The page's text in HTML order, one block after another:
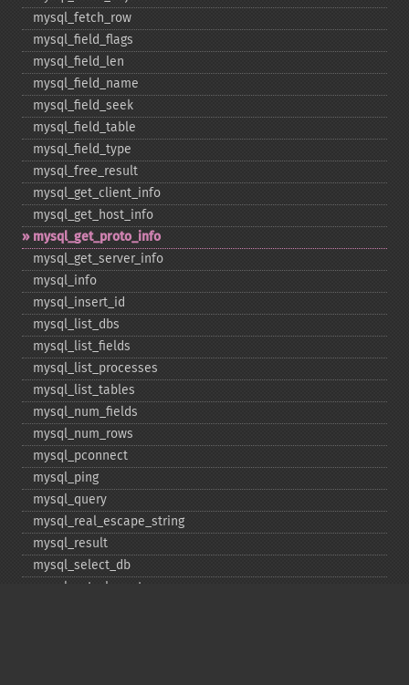
mysql_​fetch_​row
mysql_​field_​flags
mysql_​field_​len
mysql_​field_​name
mysql_​field_​seek
mysql_​field_​table
mysql_​field_​type
mysql_​free_​result
mysql_​get_​client_​info
mysql_​get_​host_​info
mysql_​get_​proto_​info
mysql_​get_​server_​info
mysql_​info
mysql_​insert_​id
mysql_​list_​dbs
mysql_​list_​fields
mysql_​list_​processes
mysql_​list_​tables
mysql_​num_​fields
mysql_​num_​rows
mysql_​pconnect
mysql_​ping
mysql_​query
mysql_​real_​escape_​string
mysql_​result
mysql_​select_​db
mysql_​set_​charset